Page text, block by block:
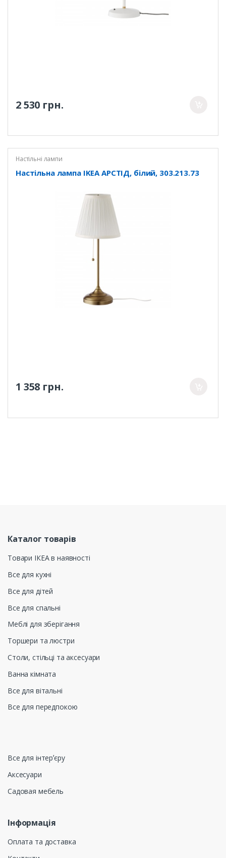
2 530 грн.
Настільні лампи
Настільна лампа IKEA АРСТІД, білий, 303.213.73
1 358 грн.
Каталог товарів
Товари ІКЕА в наявності
Все для кухні
Все для дітей
Все для спальні
Меблі для зберігання
Торшери та люстри
Столи, стільці та аксесуари
Ванна кімната
Все для вітальні
Все для передпокою
Все для інтерʼєру
Аксесуари
Садовая мебель
Інформація
Оплата та доставка